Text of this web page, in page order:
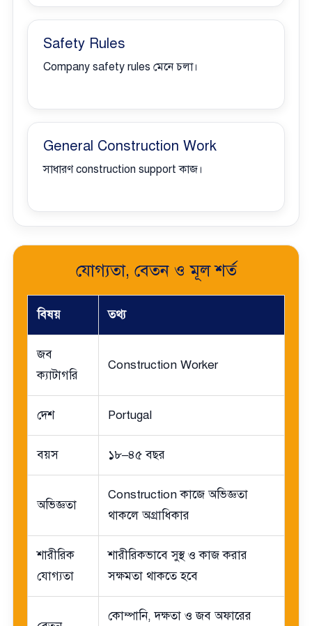
Safety Rules
Company safety rules মেনে চলা।
General Construction Work
সাধারণ construction support কাজ।
যোগ্যতা, বেতন ও মূল শর্ত
বিষয় তথ্য
জব
ক্যাটাগরি
Construction Worker
দেশ Portugal
বয়স ১৮–৪৫ বছর
অভিজ্ঞতা
Construction কাজে অভিজ্ঞতা
থাকলে অগ্রাধিকার
শারীরিক
যোগ্যতা
শারীরিকভাবে সুস্থ ও কাজ করার
সক্ষমতা থাকতে হবে
কোম্পানি, দক্ষতা ও জব অফারের